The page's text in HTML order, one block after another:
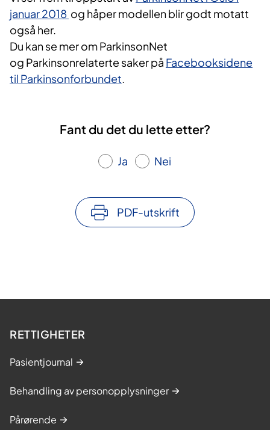
januar 2018 og håper modellen blir godt motatt
også her.
Du kan se mer om ParkinsonNet
og Parkinsonrelaterte saker på Facebooksidene
til Parkinsonforbundet.
Fant du det du lette etter?
Ja Nei
PDF-utskrift
RETTIGHETER
Pasientjournal
Behandling av personopplysninger
Pårørende